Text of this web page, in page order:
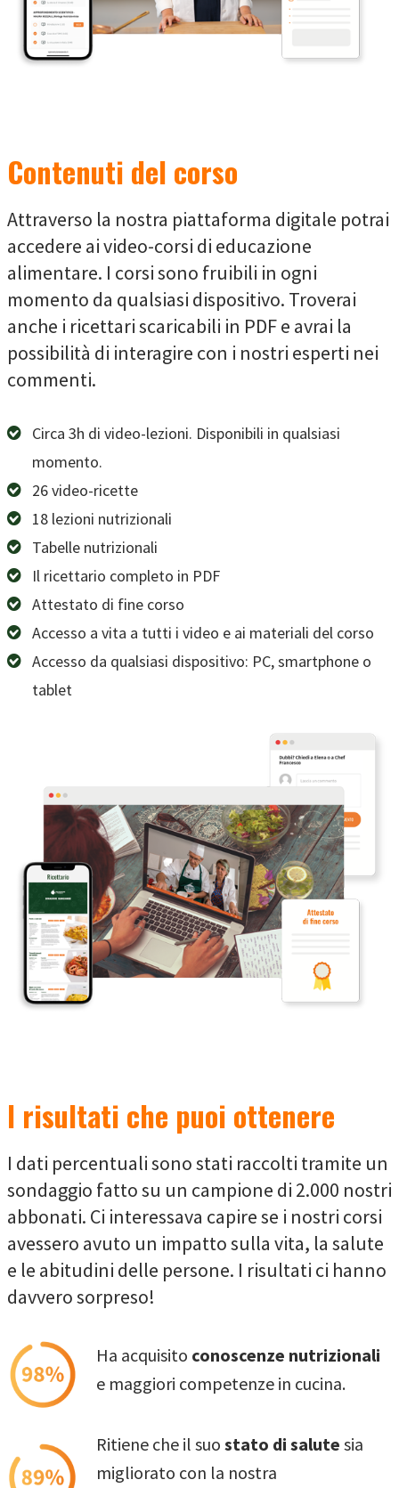
Contenuti del corso
Attraverso la nostra piattaforma digitale potrai
accedere ai video-corsi di educazione
alimentare. I corsi sono fruibili in ogni
momento da qualsiasi dispositivo. Troverai
anche i ricettari scaricabili in PDF e avrai la
possibilità di interagire con i nostri esperti nei
commenti.
Circa 3h di video-lezioni. Disponibili in qualsiasi
momento.
26 video-ricette
18 lezioni nutrizionali
Tabelle nutrizionali
Il ricettario completo in PDF
Attestato di fine corso
Accesso a vita a tutti i video e ai materiali del corso
Accesso da qualsiasi dispositivo: PC, smartphone o
tablet
I risultati che puoi ottenere
I dati percentuali sono stati raccolti tramite un
sondaggio fatto su un campione di 2.000 nostri
abbonati. Ci interessava capire se i nostri corsi
avessero avuto un impatto sulla vita, la salute
e le abitudini delle persone. I risultati ci hanno
davvero sorpreso!
Ha acquisito conoscenze nutrizionali
e maggiori competenze in cucina.
Ritiene che il suo stato di salute sia
migliorato con la nostra